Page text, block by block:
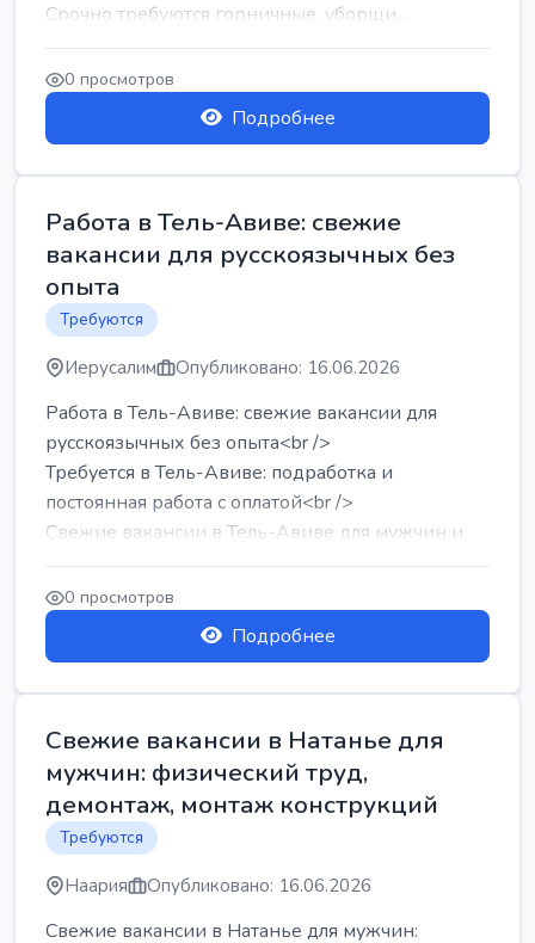
Срочно требуются горничные, уборщи...
0 просмотров
Подробнее
Работа в Тель-Авиве: свежие
вакансии для русскоязычных без
опыта
Требуются
Иерусалим Опубликовано: 16.06.2026
Работа в Тель-Авиве: свежие вакансии для
русскоязычных без опыта<br />
Требуется в Тель-Авиве: подработка и
постоянная работа с оплатой<br />
Свежие вакансии в Тель-Авиве для мужчин и
женщин от хозя...
0 просмотров
Подробнее
Свежие вакансии в Натанье для
мужчин: физический труд,
демонтаж, монтаж конструкций
Требуются
Наария Опубликовано: 16.06.2026
Свежие вакансии в Натанье для мужчин: